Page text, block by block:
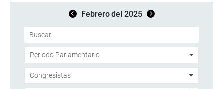
Febrero del 2025